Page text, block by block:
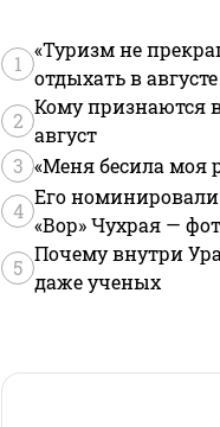
1
«Туризм не
отдыхать в
2
Кому признаются
август
3 «Меня бесила моя
4
Его номинировали
«Вор» Чухрая —
5
Почему внутри
даже ученых